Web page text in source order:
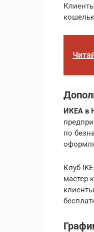
ИКЕА в
по
Клуб
мастер